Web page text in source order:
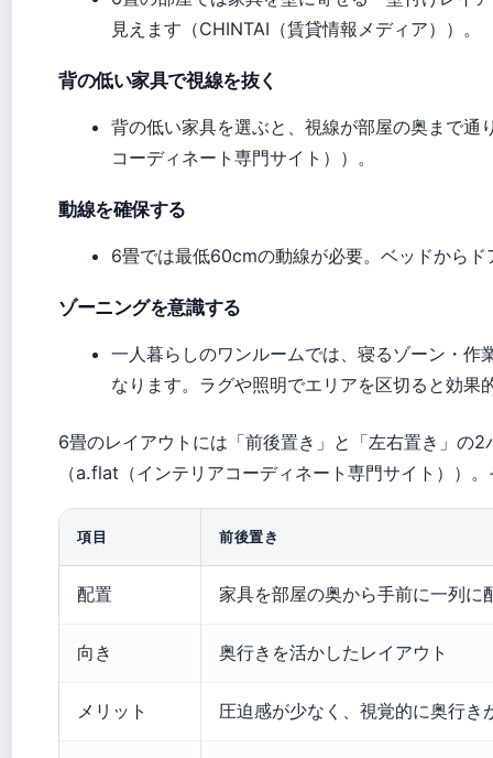
見えます（CHINTAI（賃貸情報メディア））。
背の低い家具で視線を抜く
背の低い家具を選ぶと、視線が部屋の奥まで
コーディネート専門サイト））。
動線を確保する
6畳では最低60cmの動線が必要。ベッドから
ゾーニングを意識する
一人暮らしのワンルームでは、寝るゾーン・
なります。ラグや照明でエリアを区切ると効果
6畳のレイアウトには「前後置き」と「左右置き」の
（a.flat（インテリアコーディネート専門サイト））
項目 前後置き
配置 家具を部屋の奥から手前に一列に
向き 奥行きを活かしたレイアウト
メリット 圧迫感が少なく、視覚的に奥行き